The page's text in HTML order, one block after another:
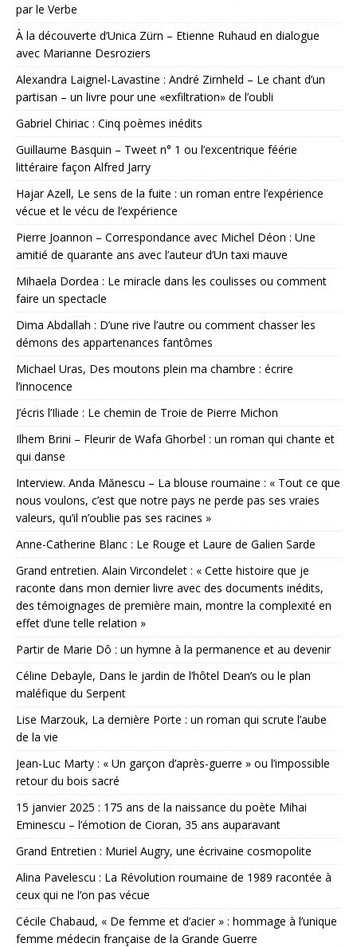
par le Verbe
À la découverte d’Unica Zürn – Etienne Ruhaud en dialogue
avec Marianne Desroziers
Alexandra Laignel-Lavastine : André Zirnheld – Le chant d’un
partisan – un livre pour une «exfiltration» de l’oubli
Gabriel Chiriac : Cinq poèmes inédits
Guillaume Basquin – Tweet n° 1 ou l’excentrique féérie
littéraire façon Alfred Jarry
Hajar Azell, Le sens de la fuite : un roman entre l’expérience
vécue et le vécu de l’expérience
Pierre Joannon – Correspondance avec Michel Déon : Une
amitié de quarante ans avec l’auteur d’Un taxi mauve
Mihaela Dordea : Le miracle dans les coulisses ou comment
faire un spectacle
Dima Abdallah : D’une rive l’autre ou comment chasser les
démons des appartenances fantômes
Michael Uras, Des moutons plein ma chambre : écrire
l’innocence
J’écris l’Iliade : Le chemin de Troie de Pierre Michon
Ilhem Brini – Fleurir de Wafa Ghorbel : un roman qui chante et
qui danse
Interview. Anda Mănescu – La blouse roumaine : « Tout ce que
nous voulons, c’est que notre pays ne perde pas ses vraies
valeurs, qu’il n’oublie pas ses racines »
Anne-Catherine Blanc : Le Rouge et Laure de Galien Sarde
Grand entretien. Alain Vircondelet : « Cette histoire que je
raconte dans mon dernier livre avec des documents inédits,
des témoignages de première main, montre la complexité en
effet d’une telle relation »
Partir de Marie Dô : un hymne à la permanence et au devenir
Céline Debayle, Dans le jardin de l’hôtel Dean’s ou le plan
maléfique du Serpent
Lise Marzouk, La dernière Porte : un roman qui scrute l’aube
de la vie
Jean-Luc Marty : « Un garçon d’après-guerre » ou l’impossible
retour du bois sacré
15 janvier 2025 : 175 ans de la naissance du poète Mihai
Eminescu – l’émotion de Cioran, 35 ans auparavant
Grand Entretien : Muriel Augry, une écrivaine cosmopolite
Alina Pavelescu : La Révolution roumaine de 1989 racontée à
ceux qui ne l’on pas vécue
Cécile Chabaud, « De femme et d’acier » : hommage à l’unique
femme médecin française de la Grande Guerre